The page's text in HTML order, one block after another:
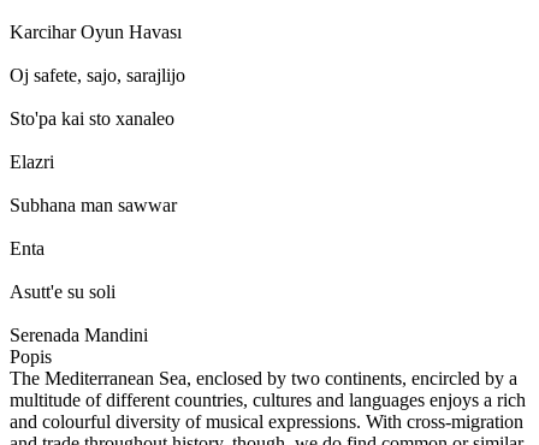
Karcihar Oyun Havası
Oj safete, sajo, sarajlijo
Sto'pa kai sto xanaleo
Elazri
Subhana man sawwar
Enta
Asutt'e su soli
Serenada Mandini
Popis
The Mediterranean Sea, enclosed by two continents, encircled by a
multitude of different countries, cultures and languages enjoys a rich
and colourful diversity of musical expressions. With cross-migration